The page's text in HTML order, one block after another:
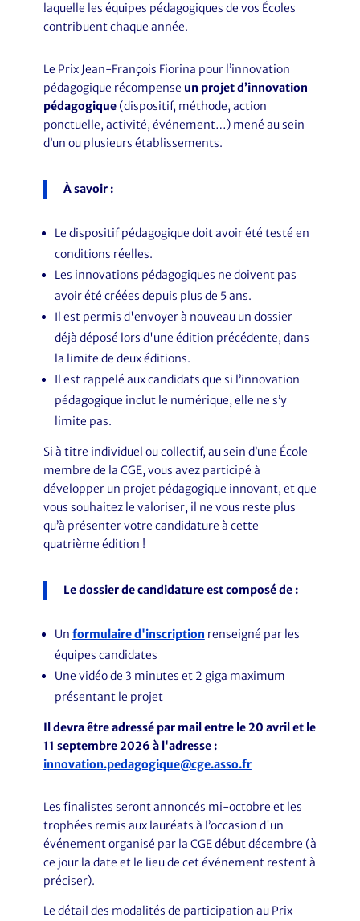
laquelle les équipes pédagogiques de vos Écoles
contribuent chaque année.
Le Prix Jean-François Fiorina pour l’innovation
pédagogique récompense un projet d’innovation
pédagogique(dispositif, méthode, action
ponctuelle, activité, événement…) mené au sein
d’un ou plusieurs établissements.
À savoir :
Le dispositif pédagogique doit avoir été testé en
conditions réelles.
Les innovations pédagogiques ne doivent pas
avoir été créées depuis plus de 5 ans.
Il est permis d'envoyer à nouveau un dossier
déjà déposé lors d'une édition précédente, dans
la limite de deux éditions.
Il est rappelé aux candidats que si l’innovation
pédagogique inclut le numérique, elle ne s’y
limite pas.
Si à titre individuel ou collectif, au sein d’une École
membre de la CGE, vous avez participé à
développer un projet pédagogique innovant, et que
vous souhaitez le valoriser, il ne vous reste plus
qu’à présenter votre candidature à cette
quatrième édition !
Le dossier de candidature est composé de :
Un formulaire d'inscription renseigné par les
équipes candidates
Une vidéo de 3 minutes et 2 giga maximum
présentant le projet
Il devra être adressé par mail entre le 20 avril et le
11 septembre 2026 à l'adresse :
innovation.pedagogique@cge.asso.fr
Les finalistes seront annoncés mi-octobre et les
trophées remis aux lauréats à l’occasion d'un
événement organisé par la CGE début décembre (à
ce jour la date et le lieu de cet événement restent à
préciser).
Le détail des modalités de participation au Prix